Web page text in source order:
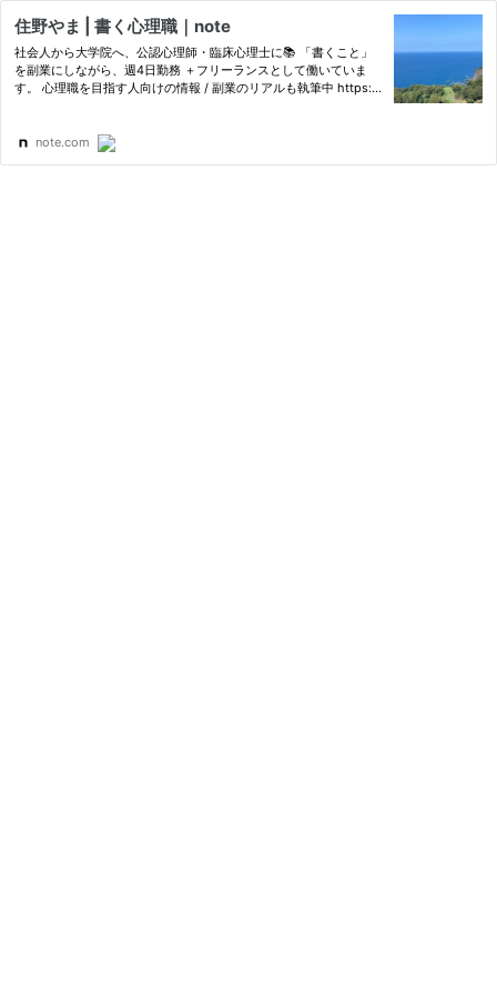
住野やま | 書く心理職｜note
社会人から大学院へ、公認心理師・臨床心理士に📚 「書くこと」
を副業にしながら、週4日勤務 ＋フリーランスとして働いていま
す。 心理職を目指す人向けの情報 / 副業のリアルも執筆中 https://
note.com